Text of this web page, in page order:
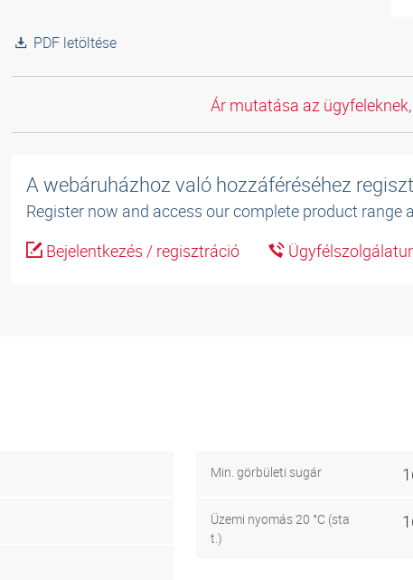
PDF letöltése
Ár mutatása az
A webáruházhoz való hozzáféréséhez
Register now and access our complete product range
Bejelentkezés / regisztráció
Min. görbületi sugár
Üzemi nyomás 20 °C (sta
t.)